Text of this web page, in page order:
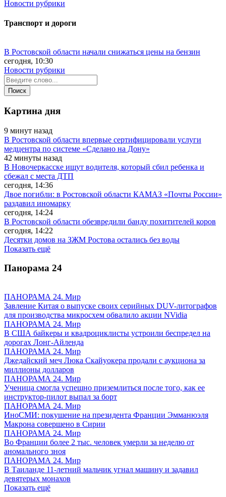
Новости рубрики
Транспорт и дороги
В Ростовской области начали снижаться цены на бензин
сегодня, 10:30
Новости рубрики
Картина дня
9 минут назад
В Ростовской области впервые сертифицировали услуги
медцентра по системе «Сделано на Дону»
42 минуты назад
В Новочеркасске ищут водителя, который сбил ребенка и
сбежал с места ДТП
сегодня, 14:36
Двое погибли: в Ростовской области КАМАЗ «Почты России»
раздавил иномарку
сегодня, 14:24
В Ростовской области обезвредили банду похитителей коров
сегодня, 14:22
Десятки домов на ЗЖМ Ростова остались без воды
Показать ещё
Панорама 24
ПАНОРАМА 24. Мир
Завление Китая о выпуске своих серийных DUV-литографов
для производства микросхем обвалило акции NVidia
ПАНОРАМА 24. Мир
В США байкеры и квадроциклисты устроили беспредел на
дорогах Лонг-Айленда
ПАНОРАМА 24. Мир
Джедайский меч Люка Скайуокера продали с аукциона за
миллионы долларов
ПАНОРАМА 24. Мир
Ученица смогла успешно приземлиться после того, как ее
инструктор-пилот выпал за борт
ПАНОРАМА 24. Мир
ИноСМИ: покушение на президента Франции Эмманюэля
Макрона совершено в Сирии
ПАНОРАМА 24. Мир
Во Франции более 2 тыс. человек умерли за неделю от
аномального зноя
ПАНОРАМА 24. Мир
В Таиланде 11-летний мальчик угнал машину и задавил
девятерых монахов
Показать ещё